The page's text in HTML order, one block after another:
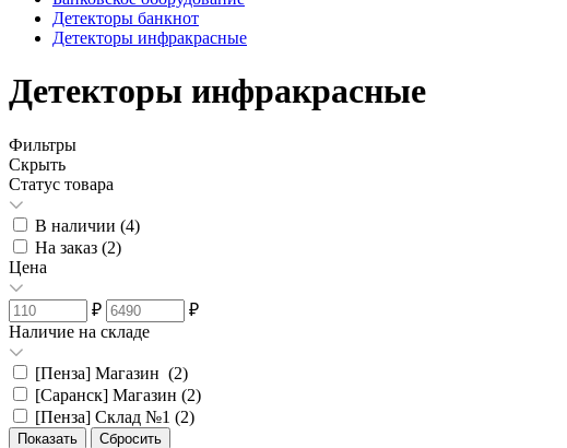
Детекторы банкнот
Детекторы инфракрасные
Детекторы инфракрасные
Фильтры
Скрыть
Статус товара
В наличии (4)
На заказ (2)
Цена
₽
₽
Наличие на складе
[Пенза] Магазин (2)
[Саранск] Магазин (2)
[Пенза] Склад №1 (2)